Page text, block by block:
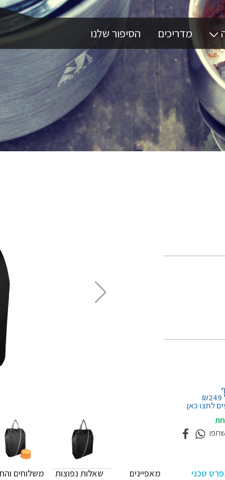
מדריכים הסיפור שלנו
לחצו כאן
טכני מאפיינים שאלות נפוצות משלוחים